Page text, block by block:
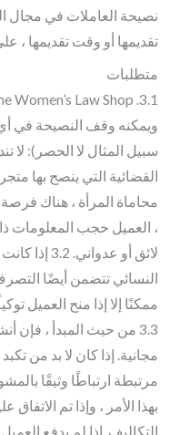
نصيحة العاملات في مجال
تقديمها أو وقت تقديمها ،
متطلبات
ويمكنه وقف النصيحة في
سبيل المثال لا الحصر):
القضائية التي ينصح بها
محاماة المرأة ، هناك فرصة
، العميل حجب المعلومات
لائق أو
النسائي تتضمن أيضًا
ممكنًا إلا إذا منح العميل
3.3 من حيث المبدأ ، فإن
مجانية. إذا كان لا بد من
مرتبطة ارتباطًا وثيقًا
بهذا الأمر ، وإذا تم
التكاليف. إذا لم يدفع